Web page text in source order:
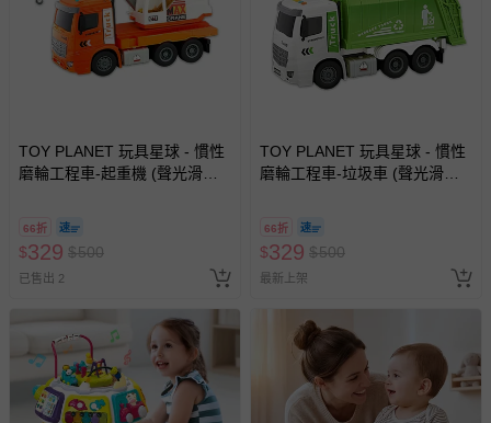
TOY PLANET 玩具星球 - 慣性
磨輪工程車-起重機 (聲光滑行
66折
$329 $500
已售出 2
TOY PLANET 玩具星球 - 慣性
磨輪工程車-垃圾車 (聲光滑行
66折
$329 $500
最新上架